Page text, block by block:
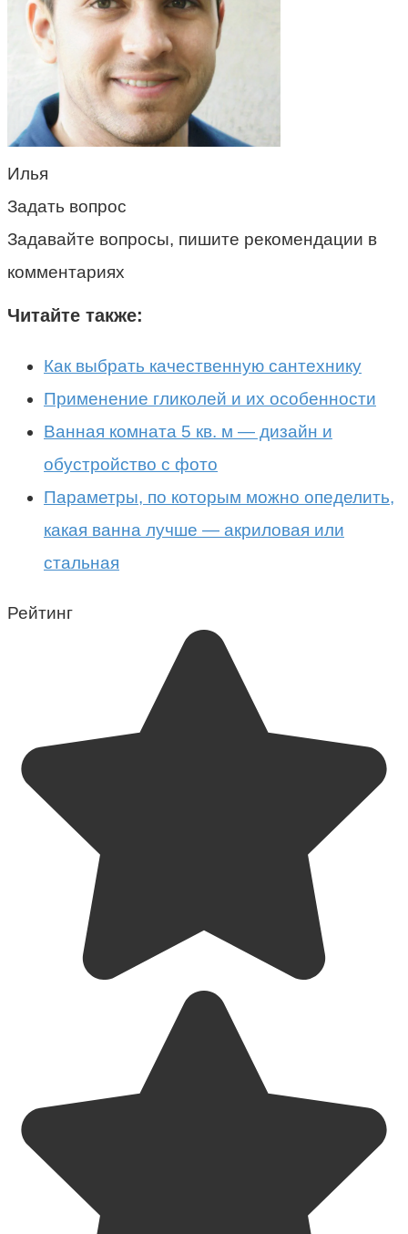
Илья
Задать вопрос
Задавайте вопросы, пишите рекомендации в
комментариях
Читайте также:
Как выбрать качественную сантехнику
Применение гликолей и их особенности
Ванная комната 5 кв. м — дизайн и
обустройство с фото
Параметры, по которым можно опеделить,
какая ванна лучше — акриловая или
стальная
Рейтинг